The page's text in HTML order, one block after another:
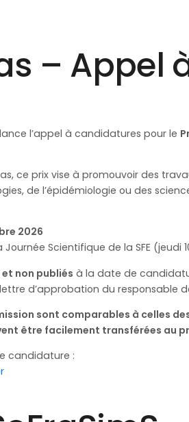
– Appel
lance l’appel à candidatures pour le
ce prix vise à promouvoir des
de l’épidémiologie ou des
2026
Scientifique de la SFE (jeudi
non publiés à la date de
d’approbation du responsable
sont comparables à celles
être facilement transférées au
candidature :